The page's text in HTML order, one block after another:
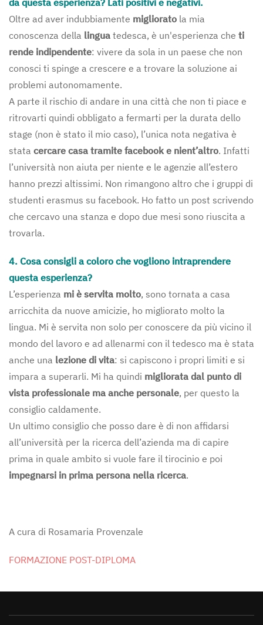
da questa esperienza? Lati positivi e negativi.
Oltre ad aver indubbiamente migliorato la mia
conoscenza della lingua tedesca, è un'esperienza che ti
rende indipendente: vivere da sola in un paese che non
conosci ti spinge a crescere e a trovare la soluzione ai
problemi autonomamente.
A parte il rischio di andare in una città che non ti piace e
ritrovarti quindi obbligato a fermarti per la durata dello
stage (non è stato il mio caso), l’unica nota negativa è
stata cercare casa tramite facebook e nient’altro. Infatti
l’università non aiuta per niente e le agenzie all’estero
hanno prezzi altissimi. Non rimangono altro che i gruppi di
studenti erasmus su facebook. Ho fatto un post scrivendo
che cercavo una stanza e dopo due mesi sono riuscita a
trovarla.
4. Cosa consigli a coloro che vogliono intraprendere
questa esperienza?
L’esperienza mi è servita molto, sono tornata a casa
arricchita da nuove amicizie, ho migliorato molto la
lingua. Mi è servita non solo per conoscere da più vicino il
mondo del lavoro e ad allenarmi con il tedesco ma è stata
anche una lezione di vita: si capiscono i propri limiti e si
impara a superarli. Mi ha quindi migliorata dal punto di
vista professionale ma anche personale, per questo la
consiglio caldamente.
Un ultimo consiglio che posso dare è di non affidarsi
all’università per la ricerca dell’azienda ma di capire
prima in quale ambito si vuole fare il tirocinio e poi
impegnarsi in prima persona nella ricerca.
A cura di Rosamaria Provenzale
FORMAZIONE POST-DIPLOMA